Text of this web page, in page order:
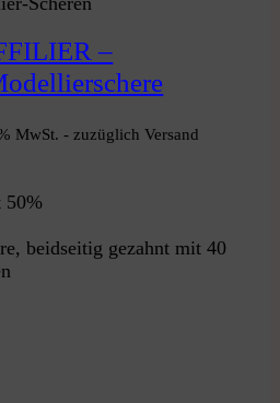
–
MwSt. - zuzüglich Versand
50%
beidseitig gezahnt mit 40